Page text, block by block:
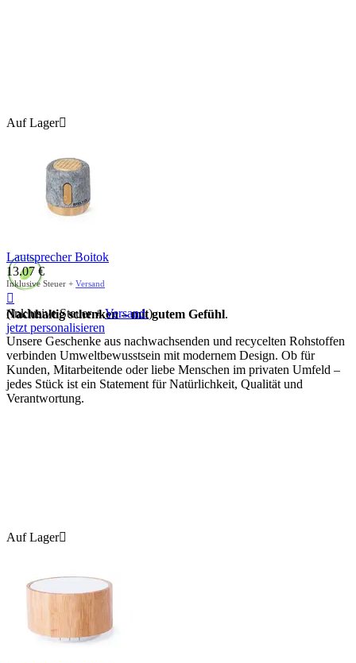
Auf Lager
Nachhaltig schenken – mit gutem Gefühl.
Unsere Geschenke aus nachwachsenden und recycelten Rohstoffen
verbinden Umweltbewusstsein mit modernem Design. Ob für
Kunden, Mitarbeitende oder liebe Menschen im privaten Umfeld –
jedes Stück ist ein Statement für Natürlichkeit, Qualität und
Verantwortung.
Lautsprecher Boitok
13.07 €
Inklusive Steuer + Versand

(Inklusive Steuer +Versand)
jetzt personalisieren
Auf Lager